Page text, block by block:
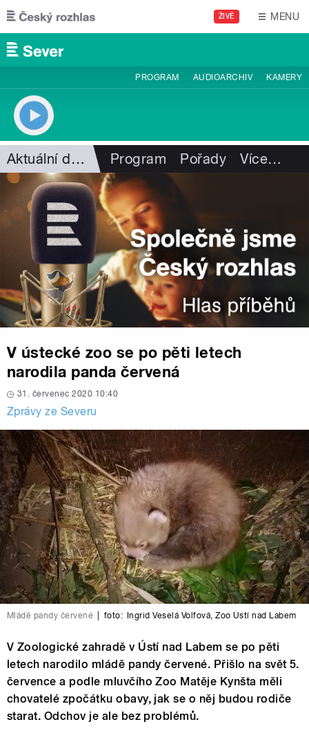
Přejít k hlavnímu obsahu
ŽIVĚ MENU
PROGRAM AUDIOARCHIV KAMERY
Aktuální dění Program Pořady Více…
V ústecké zoo se po pěti letech
narodila panda červená
31. červenec 2020 10:40
Zprávy ze Severu
Mládě pandy červené foto: Ingrid Veselá Volfová,Zoo Ústí nad Labem
V Zoologické zahradě v Ústí nad Labem se po pěti
letech narodilo mládě pandy červené. Přišlo na svět 5.
července a podle mluvčího Zoo Matěje Kynšta měli
chovatelé zpočátku obavy, jak se o něj budou rodiče
starat. Odchov je ale bez problémů.